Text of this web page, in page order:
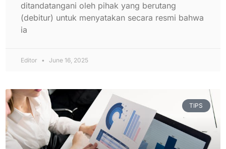
ditandatangani oleh pihak yang berutang
(debitur) untuk menyatakan secara resmi bahwa
ia
Editor June 16, 2025
TIPS